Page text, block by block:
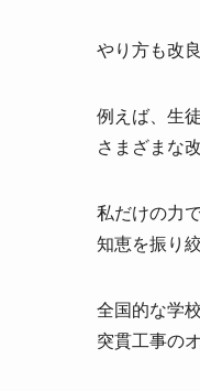
やり方も改
例えば、生
さまざまな
私だけの力
知恵を振り
全国的な学
突貫工事の